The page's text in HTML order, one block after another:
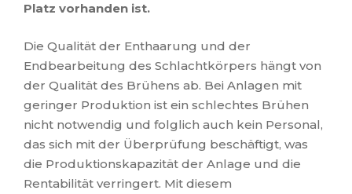
Platz vorhanden ist.
Die Qualität der Enthaarung und der
Endbearbeitung des Schlachtkörpers hängt von
der Qualität des Brühens ab. Bei Anlagen mit
geringer Produktion ist ein schlechtes Brühen
nicht notwendig und folglich auch kein Personal,
das sich mit der Überprüfung beschäftigt, was
die Produktionskapazität der Anlage und die
Rentabilität verringert. Mit diesem